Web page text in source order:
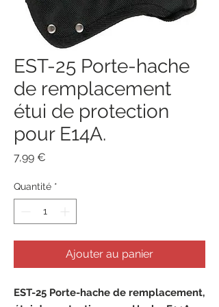
EST-25 Porte-hache
de remplacement
étui de protection
pour E14A.
7,99 €
Quantité *
Ajouter au panier
EST-25 Porte-hache de remplacement,